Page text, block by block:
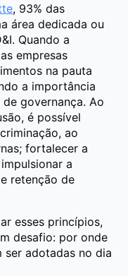
, 93% das
área dedicada ou
Quando a
empresas
na pauta
a importância
governança. Ao
é possível
ao
fortalecer a
a
retenção de
esses princípios,
desafio: por onde
ser adotadas no dia